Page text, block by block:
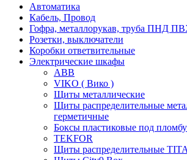
Автоматика
Кабель, Провод
Гофра, металлорукав, труба ПНД
Розетки, выключатели
Коробки ответвительные
Электрические шкафы
ABB
VIKO ( Вико )
Щиты металлические
Щиты распределительные
герметичные
Боксы пластиковые под пломбу
TEKFOR
Щиты распределительные